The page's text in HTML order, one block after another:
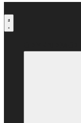
στο
περιεχόμενο